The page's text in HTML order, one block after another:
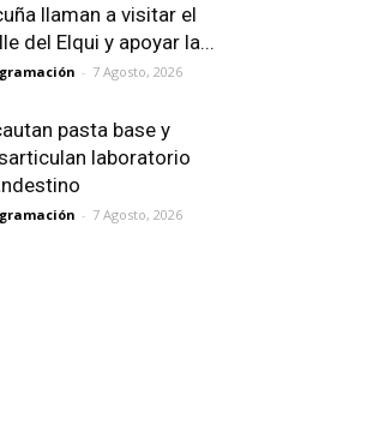
llaman a visitar el
del Elqui y apoyar la...
- 7 Agosto, 2026
pasta base y
laboratorio
- 7 Agosto, 2026